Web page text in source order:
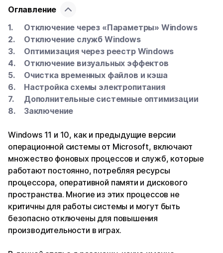
Оглавление
Отключение через «Параметры» Windows
Отключение служб Windows
Оптимизация через реестр Windows
Отключение визуальных эффектов
Очистка временных файлов и кэша
Настройка схемы электропитания
Дополнительные системные оптимизации
Заключение
Windows 11 и 10, как и предыдущие версии
операционной системы от Microsoft, включают
множество фоновых процессов и служб, которые
работают постоянно, потребляя ресурсы
процессора, оперативной памяти и дискового
пространства. Многие из этих процессов не
критичны для работы системы и могут быть
безопасно отключены для повышения
производительности в играх.